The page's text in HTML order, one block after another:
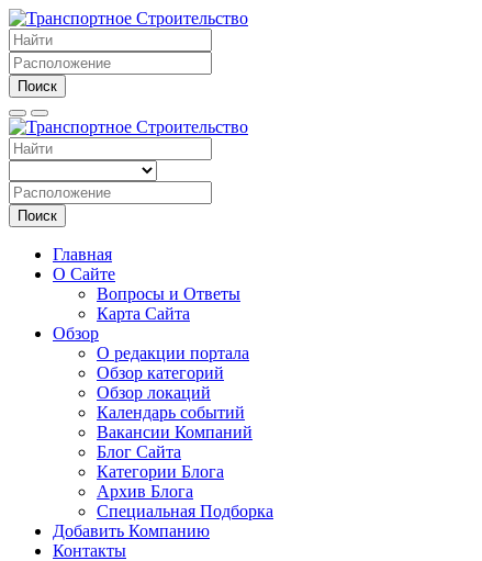
Поиск
Поиск
Главная
О Сайте
Вопросы и Ответы
Карта Сайта
Обзор
О редакции портала
Обзор категорий
Обзор локаций
Календарь событий
Вакансии Компаний
Блог Сайта
Категории Блога
Архив Блога
Специальная Подборка
Добавить Компанию
Контакты